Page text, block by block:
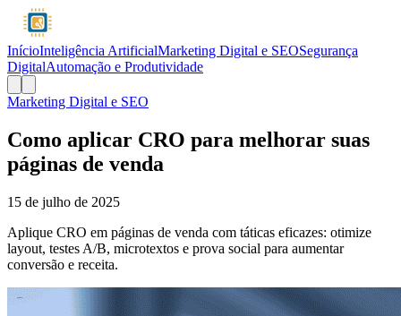
InícioInteligência ArtificialMarketing Digital e SEOSegurança
DigitalAutomação e Produtividade
Marketing Digital e SEO
Como aplicar CRO para melhorar suas
páginas de venda
15 de julho de 2025
Aplique CRO em páginas de venda com táticas eficazes: otimize
layout, testes A/B, microtextos e prova social para aumentar
conversão e receita.